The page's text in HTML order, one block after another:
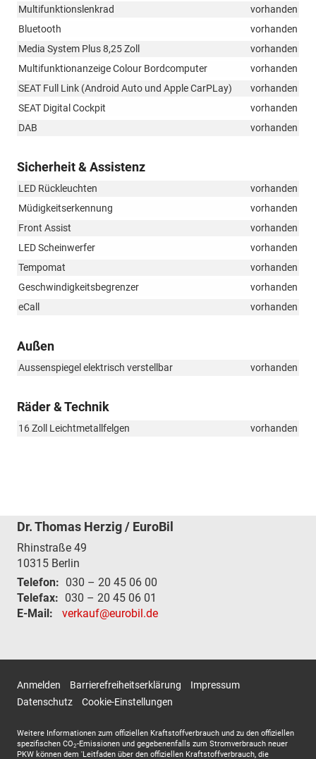
Multifunktionslenkrad
vorhanden
Bluetooth
vorhanden
Media System Plus 8,25 Zoll
vorhanden
Multifunktionanzeige Colour Bordcomputer
vorhanden
SEAT Full Link (Android Auto und Apple CarPLay)
vorhanden
SEAT Digital Cockpit
vorhanden
DAB
vorhanden
Sicherheit & Assistenz
LED Rückleuchten
vorhanden
Müdigkeitserkennung
vorhanden
Front Assist
vorhanden
LED Scheinwerfer
vorhanden
Tempomat
vorhanden
Geschwindigkeitsbegrenzer
vorhanden
eCall
vorhanden
Außen
Aussenspiegel elektrisch verstellbar vorhanden
Räder & Technik
16 Zoll Leichtmetallfelgen vorhanden
Dr. Thomas Herzig / EuroBil
Rhinstraße 49
10315 Berlin
Telefon: 030 – 20 45 06 00
Telefax: 030 – 20 45 06 01
E-Mail:
verkauf@eurobil.de
Anmelden Barrierefreiheitserklärung
Impressum
Datenschutz
Cookie-Einstellungen
Weitere Informationen zum offiziellen Kraftstoffverbrauch und zu den offiziellen
spezifischen CO2-Emissionen und gegebenenfalls zum Stromverbrauch neuer
PKW können dem 'Leitfaden über den offiziellen Kraftstoffverbrauch, die